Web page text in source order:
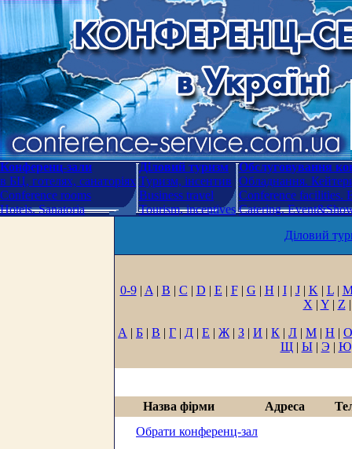
Конференц-зали
в БЦ, готелях, санаторіях
Conference rooms
Hotels. Sanatoria
Діловий туризм
Туризм, інсентив
Business travel
Tourism, incentives
Обслуговування
Обладнання.
Conference facilities.
Catering.
Діловий
0-9| A | B | C | D | E | F| G | H | I| J| K | L|
X | Y| Z |
А | Б | В | Г | Д | Е | Ж | З | И | К | Л | М | Н | О
Щ| Ы| Э | Ю
Назва фірми Адреса
Обрати конференц-зал